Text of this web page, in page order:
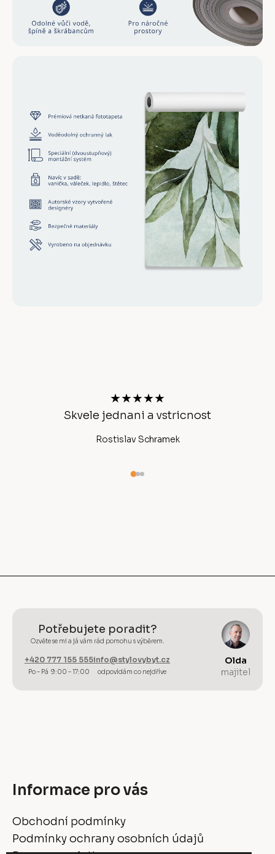
★★★★★
Skvele jednani a vstricnost
Rostislav Schramek
Potřebujete poradit?
Ozvěte se mi a já vám rád pomohu s výběrem.
+420 777 155 555
Po – Pá 9:00 – 17:00
info@stylovybyt.cz
odpovídám co nejdříve
Olda
majitel
Informace pro vás
Obchodní podmínky
Podmínky ochrany osobních údajů